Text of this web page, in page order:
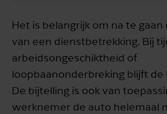
Het is belangrijk om na te gaan
van een dienstbetrekking. Bij
arbeidsongeschiktheid of
loopbaanonderbreking blijft de
De bijtelling is ook van
werknemer de auto helemaal